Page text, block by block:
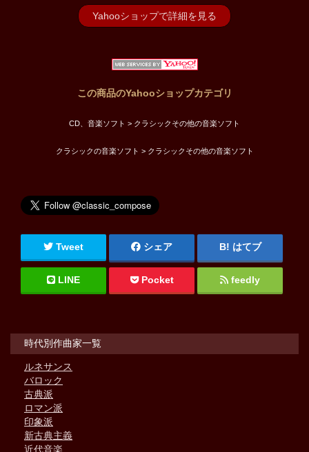
Yahooショップで詳細を見る
この商品のYahooショップカテゴリ
CD、音楽ソフト > クラシックその他の音楽ソフト
クラシックの音楽ソフト > クラシックその他の音楽ソフト
Tweet シェア はてブ
LINE Pocket feedly
時代別作曲家一覧
ルネサンス
バロック
古典派
ロマン派
印象派
新古典主義
近代音楽